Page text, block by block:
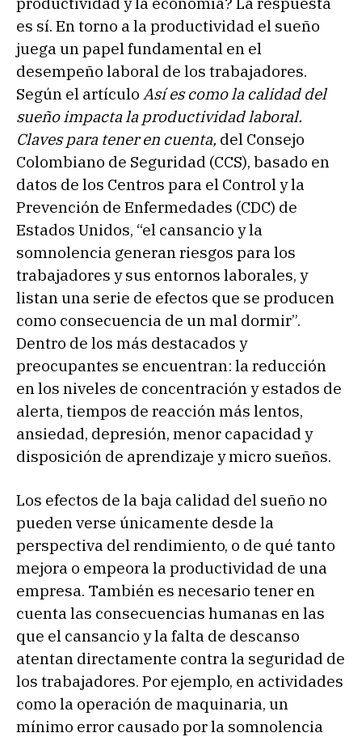
es sí. En torno a la productividad el sueño
juega un papel fundamental en el
desempeño laboral de los trabajadores.
Según el artículo Así es como la calidad del
sueño impacta la productividad laboral.
Claves para tener en cuenta, del Consejo
Colombiano de Seguridad (CCS), basado en
datos de los Centros para el Control y la
Prevención de Enfermedades (CDC) de
Estados Unidos, “el cansancio y la
somnolencia generan riesgos para los
trabajadores y sus entornos laborales, y
listan una serie de efectos que se producen
como consecuencia de un mal dormir”.
Dentro de los más destacados y
preocupantes se encuentran: la reducción
en los niveles de concentración y estados de
alerta, tiempos de reacción más lentos,
ansiedad, depresión, menor capacidad y
disposición de aprendizaje y micro sueños.
Los efectos de la baja calidad del sueño no
pueden verse únicamente desde la
perspectiva del rendimiento, o de qué tanto
mejora o empeora la productividad de una
empresa. También es necesario tener en
cuenta las consecuencias humanas en las
que el cansancio y la falta de descanso
atentan directamente contra la seguridad de
los trabajadores. Por ejemplo, en actividades
como la operación de maquinaria, un
mínimo error causado por la somnolencia